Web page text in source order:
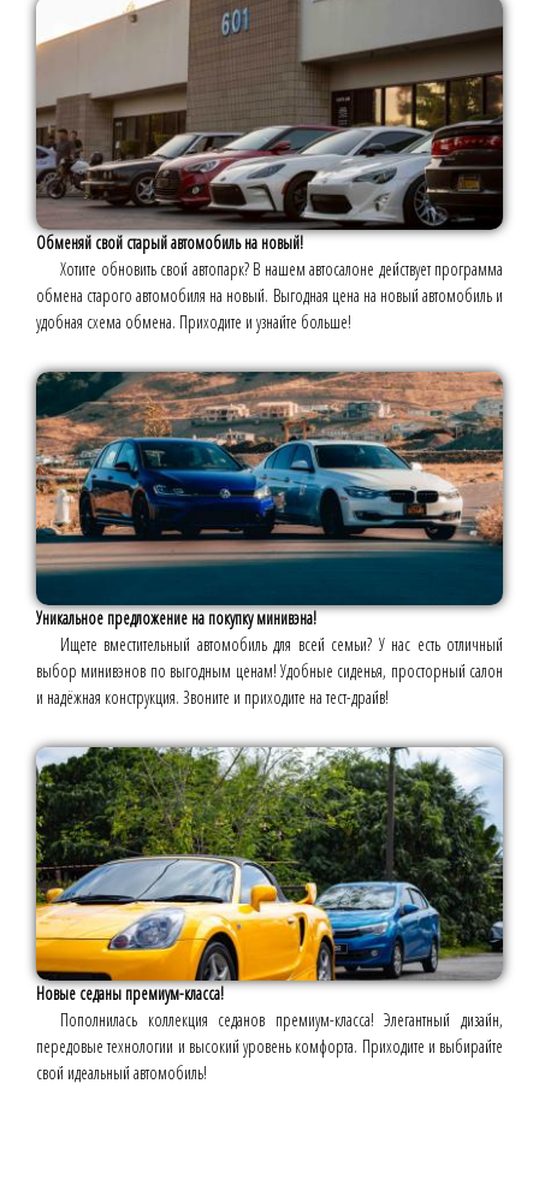
Обменяй свой старый автомобиль на новый!
Хотите обновить свой автопарк? В нашем автосалоне действует программа
обмена старого автомобиля на новый. Выгодная цена на новый автомобиль и
удобная схема обмена. Приходите и узнайте больше!
Уникальное предложение на покупку минивэна!
Ищете вместительный автомобиль для всей семьи? У нас есть отличный
выбор минивэнов по выгодным ценам! Удобные сиденья, просторный салон
и надёжная конструкция. Звоните и приходите на тест-драйв!
Новые седаны премиум-класса!
Пополнилась коллекция седанов премиум-класса! Элегантный дизайн,
передовые технологии и высокий уровень комфорта. Приходите и выбирайте
свой идеальный автомобиль!